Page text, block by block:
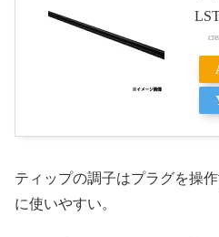
ティップの調子はプラグを操
に使いやすい。